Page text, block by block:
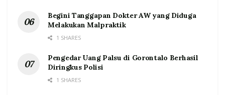
Begini Tanggapan Dokter AW yang Diduga
Melakukan Malpraktik
1 SHARES
Pengedar Uang Palsu di Gorontalo Berhasil
Diringkus Polisi
1 SHARES